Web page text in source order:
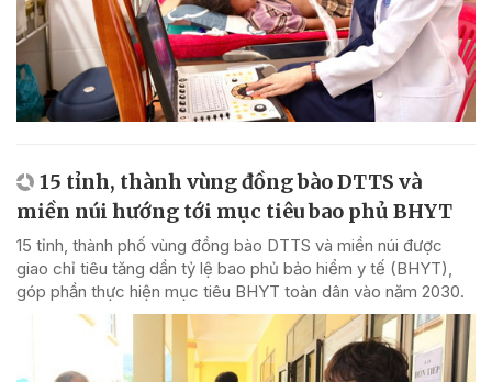
15 tỉnh, thành vùng đồng bào DTTS và
miền núi hướng tới mục tiêu bao phủ BHYT
15 tỉnh, thành phố vùng đồng bào DTTS và miền núi được
giao chỉ tiêu tăng dần tỷ lệ bao phủ bảo hiểm y tế (BHYT),
góp phần thực hiện mục tiêu BHYT toàn dân vào năm 2030.